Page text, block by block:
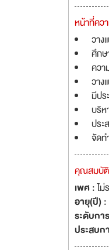
หน้าที่คว
วาง
ศึกษ
ควา
วาง
มีปร
บริห
ประ
จัดท
คุณสมบัติ
เพศ :ไม่
อายุ(ปี) :
ระดับกา
ประสบ